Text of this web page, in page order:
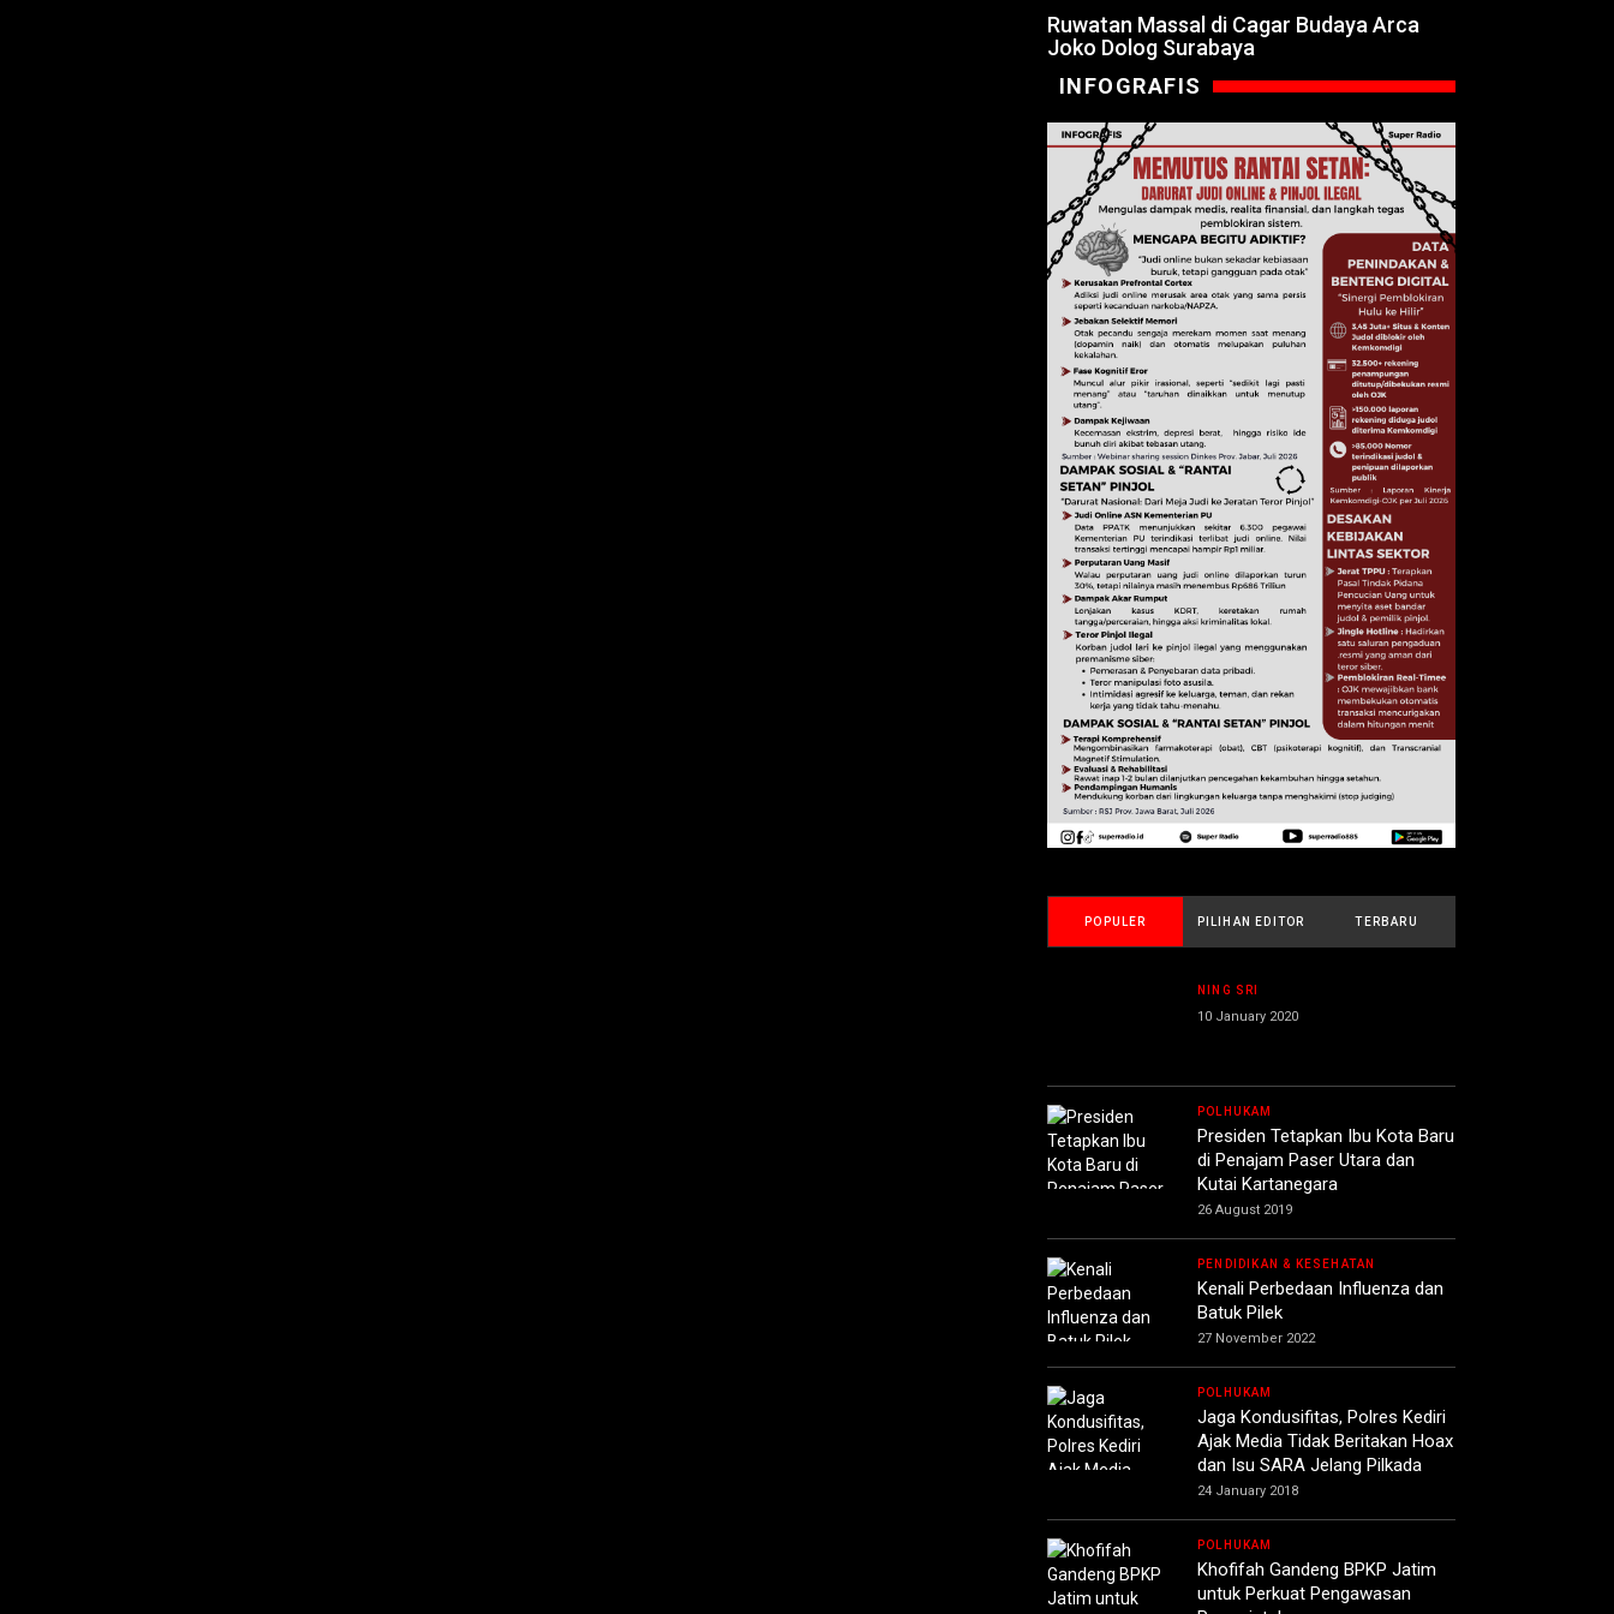
Ruwatan Massal di Cagar Budaya Arca
Joko Dolog Surabaya
INFOGRAFIS
POPULER PILIHAN EDITOR TERBARU
NING SRI
10 January 2020
POLHUKAM
Presiden Tetapkan Ibu Kota Baru
di Penajam Paser Utara dan
Kutai Kartanegara
26 August 2019
PENDIDIKAN & KESEHATAN
Kenali Perbedaan Influenza dan
Batuk Pilek
27 November 2022
POLHUKAM
Jaga Kondusifitas, Polres Kediri
Ajak Media Tidak Beritakan Hoax
dan Isu SARA Jelang Pilkada
24 January 2018
POLHUKAM
Khofifah Gandeng BPKP Jatim
untuk Perkuat Pengawasan